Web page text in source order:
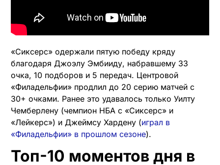
«Сиксерс» одержали пятую победу кряду
благодаря Джоэлу Эмбииду, набравшему 33
очка, 10 подборов и 5 передач. Центровой
«Филадельфии» продлил до 20 серию матчей с
30+ очками. Ранее это удавалось только Уилту
Чемберлену (чемпион НБА с «Сиксерс» и
«Лейкерс») и Джеймсу Хардену (играл в
«Филадельфии» в прошлом сезоне).
Топ-10 моментов дня в